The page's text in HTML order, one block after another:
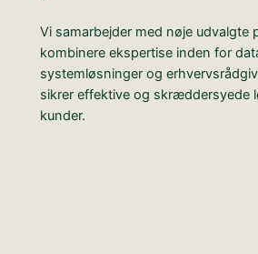
Vi samarbejder med nøje udvalgte
kombinere ekspertise inden for
systemløsninger og
sikrer effektive og skræddersyede
kunder.